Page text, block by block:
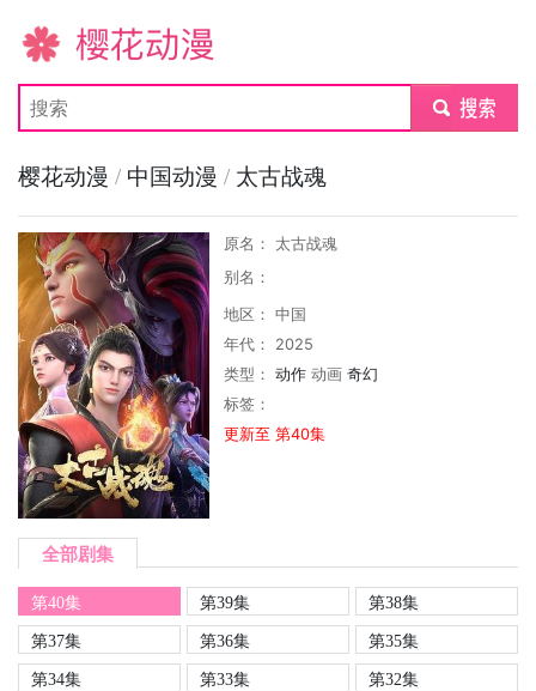
樱花动漫
submit
樱花动漫 / 中国动漫 / 太古战魂
原名： 太古战魂
别名：
地区： 中国
年代： 2025
类型：动作 动画 奇幻
标签：
更新至 第40集
全部剧集
第40集 第39集
第38集
第37集
第36集
第35集
第34集
第33集
第32集